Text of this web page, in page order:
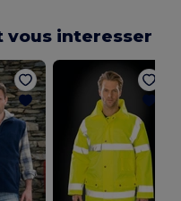
vous interesser